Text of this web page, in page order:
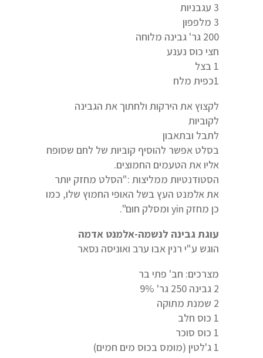
3 עגבניות
3 מלפפון
200 גר' גבינה מלוחה
חצי כוס נענע
1 בצל
1כפית מלח
לקצוץ את הירקות ולחתוך את הגבינה
לקוביות
לתבל ובתאבון
בסלט אפשר להוסיף קוביות של לחם שסופח
אליו את הטעמים החמוצים.
הסטודנטיות ממליצות :"הסלט מחזק יותר
את אלמנט העץ בשל האופי החמוץ שלו, כמו
כן מחזק yin ומסלק חום".
עוגת גבינה לנשמה-אלמנט אדמה
הוגש ע"י רנין אבו ערב ואוניסה נסאר
מצרכים: חב' פתי בר
2 גבינה 250 גר' 9%
2 שמנת מתוקה
1 כוס חלב
1 כוס סוכר
1 ג'לטין (מומס בכוס מים חמים)